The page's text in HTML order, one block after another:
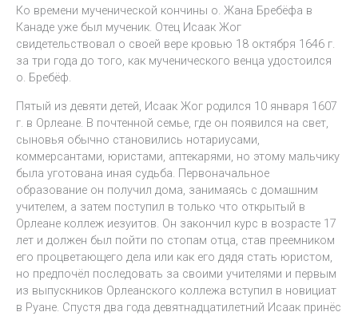
Ко времени мученической кончины о. Жана Бребёфа в
Канаде уже был мученик. Отец Исаак Жог
свидетельствовал о своей вере кровью 18 октября 1646 г.
за три года до того, как мученического венца удостоился
о. Бребёф.
Пятый из девяти детей, Исаак Жог родился 10 января 1607
г. в Орлеане. В почтенной семье, где он появился на свет,
сыновья обычно становились нотариусами,
коммерсантами, юристами, аптекарями, но этому мальчику
была уготована иная судьба. Первоначальное
образование он получил дома, занимаясь с домашним
учителем, а затем поступил в только что открытый в
Орлеане коллеж иезуитов. Он закончил курс в возрасте 17
лет и должен был пойти по стопам отца, став преемником
его процветающего дела или как его дядя стать юристом,
но предпочёл последовать за своими учителями и первым
из выпускников Орлеанского коллежа вступил в новициат
в Руане. Спустя два года девятнадцатилетний Исаак принёс